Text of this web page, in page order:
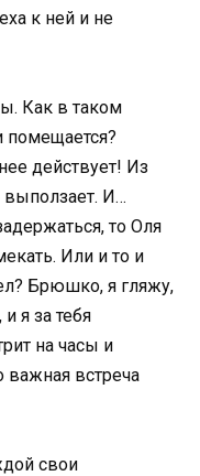
к ней и не
Как в таком
помещается?
действует! Из
выползает. И…
то Оля
Или и то и
Брюшко, я гляжу,
я за тебя
на часы и
важная встреча
свои